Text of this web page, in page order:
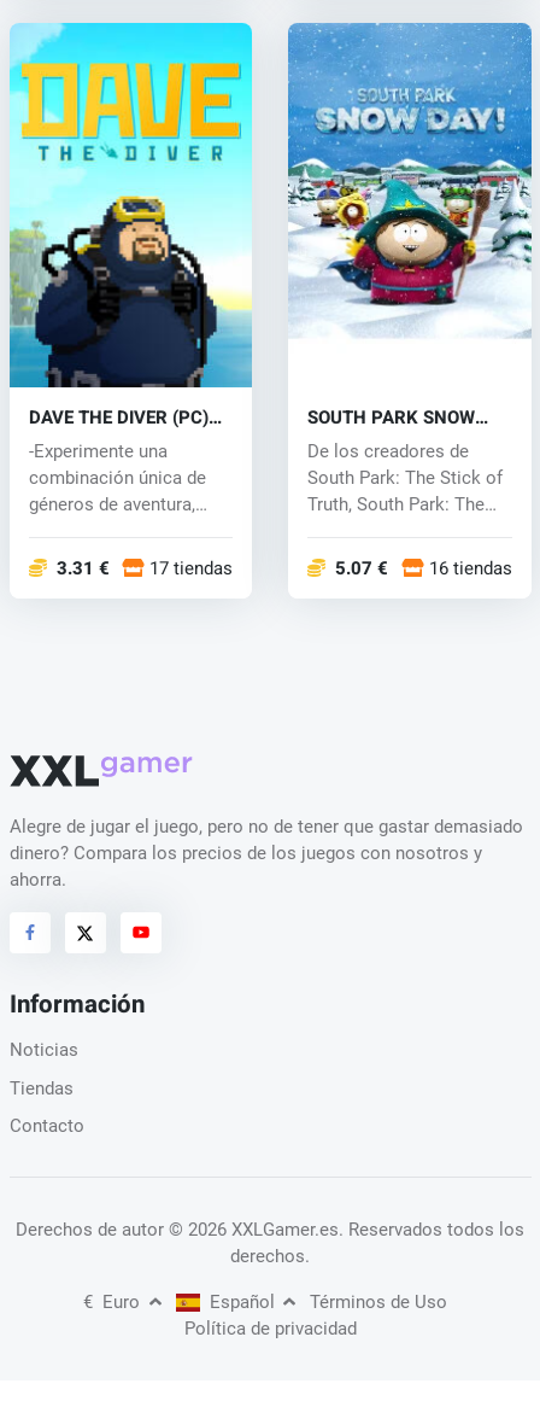
DAVE THE DIVER (PC)
key
-Experimente una
combinación única de
géneros de aventura,
3.31 € 17 tiendas
SOUTH PARK SNOW
DAY! (PC) key
De los creadores de
South Park: The Stick of
Truth, South Park: The
5.07 € 16 tiendas
Alegre de jugar el juego, pero no de tener que gastar demasiado
dinero? Compara los precios de los juegos con nosotros y
ahorra.
Información
Noticias
Tiendas
Contacto
Derechos de autor © 2026 XXLGamer.es. Reservados todos los
derechos.
€ Euro Español
Términos de Uso
Política de privacidad